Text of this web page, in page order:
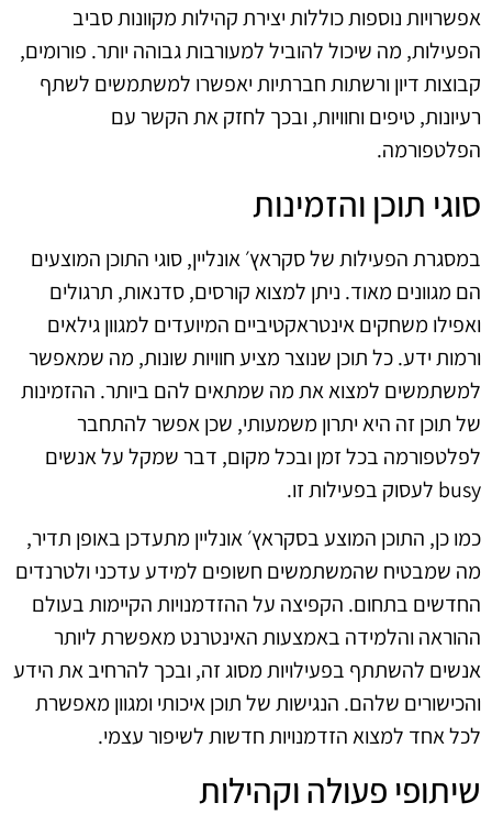
אפשרויות נוספות כוללות יצירת קהילות מקוונות סביב
הפעילות, מה שיכול להוביל למעורבות גבוהה יותר. פורומים,
קבוצות דיון ורשתות חברתיות יאפשרו למשתמשים לשתף
רעיונות, טיפים וחוויות, ובכך לחזק את הקשר עם
הפלטפורמה.
סוגי תוכן והזמינות
במסגרת הפעילות של סקראץ׳ אונליין, סוגי התוכן המוצעים
הם מגוונים מאוד. ניתן למצוא קורסים, סדנאות, תרגולים
ואפילו משחקים אינטראקטיביים המיועדים למגוון גילאים
ורמות ידע. כל תוכן שנוצר מציע חוויות שונות, מה שמאפשר
למשתמשים למצוא את מה שמתאים להם ביותר. ההזמינות
של תוכן זה היא יתרון משמעותי, שכן אפשר להתחבר
לפלטפורמה בכל זמן ובכל מקום, דבר שמקל על אנשים
busy לעסוק בפעילות זו.
כמו כן, התוכן המוצע בסקראץ׳ אונליין מתעדכן באופן תדיר,
מה שמבטיח שהמשתמשים חשופים למידע עדכני ולטרנדים
החדשים בתחום. הקפיצה על ההזדמנויות הקיימות בעולם
ההוראה והלמידה באמצעות האינטרנט מאפשרת ליותר
אנשים להשתתף בפעילויות מסוג זה, ובכך להרחיב את הידע
והכישורים שלהם. הנגישות של תוכן איכותי ומגוון מאפשרת
לכל אחד למצוא הזדמנויות חדשות לשיפור עצמי.
שיתופי פעולה וקהילות